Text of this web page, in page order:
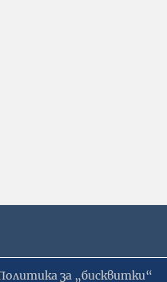
за „бисквитки“